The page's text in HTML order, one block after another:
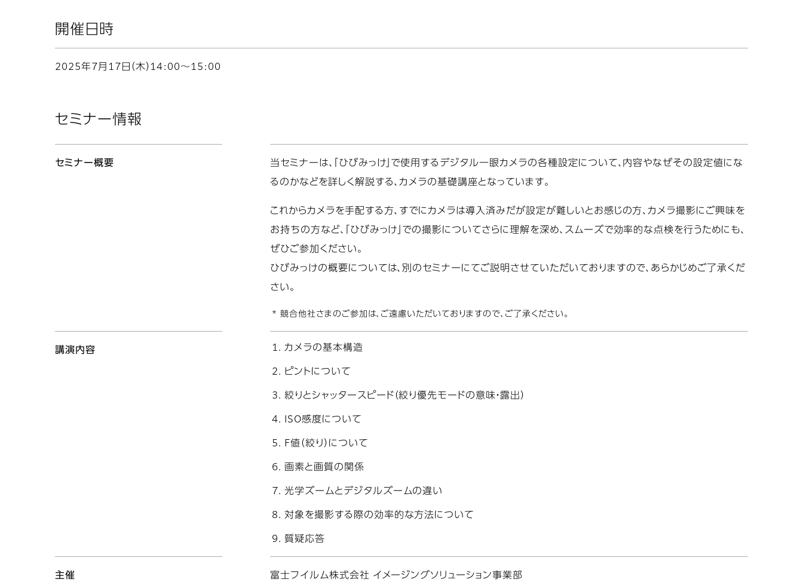
開催日時
2025年7月17日（木）14:00～15:00
セミナー情報
セミナー概要
当セミナーは、「ひびみっけ」で使用するデジタル一眼カメラの各種設定について、内容やなぜその設定値にな
るのかなどを詳しく解説する、カメラの基礎講座となっています。
これからカメラを手配する方、すでにカメラは導入済みだが設定が難しいとお感じの方、カメラ撮影にご興味を
お持ちの方など、「ひびみっけ」での撮影についてさらに理解を深め、スムーズで効率的な点検を行うためにも、
ぜひご参加ください。
ひびみっけの概要については、別のセミナーにてご説明させていただいておりますので、あらかじめご了承くだ
さい。
* 競合他社さまのご参加は、ご遠慮いただいておりますので、ご了承ください。
講演内容 カメラの基本構造
ピントについて
絞りとシャッタースピード（絞り優先モードの意味・露出）
ISO感度について
F値（絞り）について
画素と画質の関係
光学ズームとデジタルズームの違い
対象を撮影する際の効率的な方法について
質疑応答
主催 富士フイルム株式会社 イメージングソリューション事業部